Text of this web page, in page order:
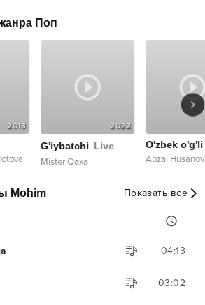
Поп
G'iybatchi Live
Mister Qaxa
O'zbek o'g'li
Abzal Husanov
Mohim Показать все
04:13
03:02